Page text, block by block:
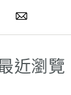
分
享
WHATSAPP
近瀏覽